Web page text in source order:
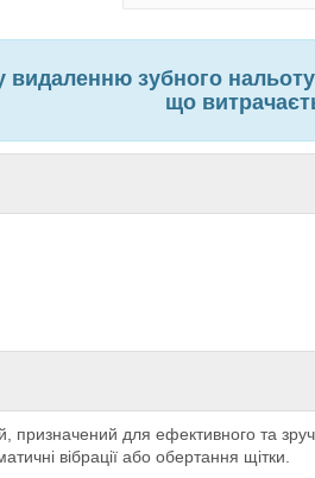
зубного нальоту
що
призначений для ефективного та
вібрації або обертання щітки.